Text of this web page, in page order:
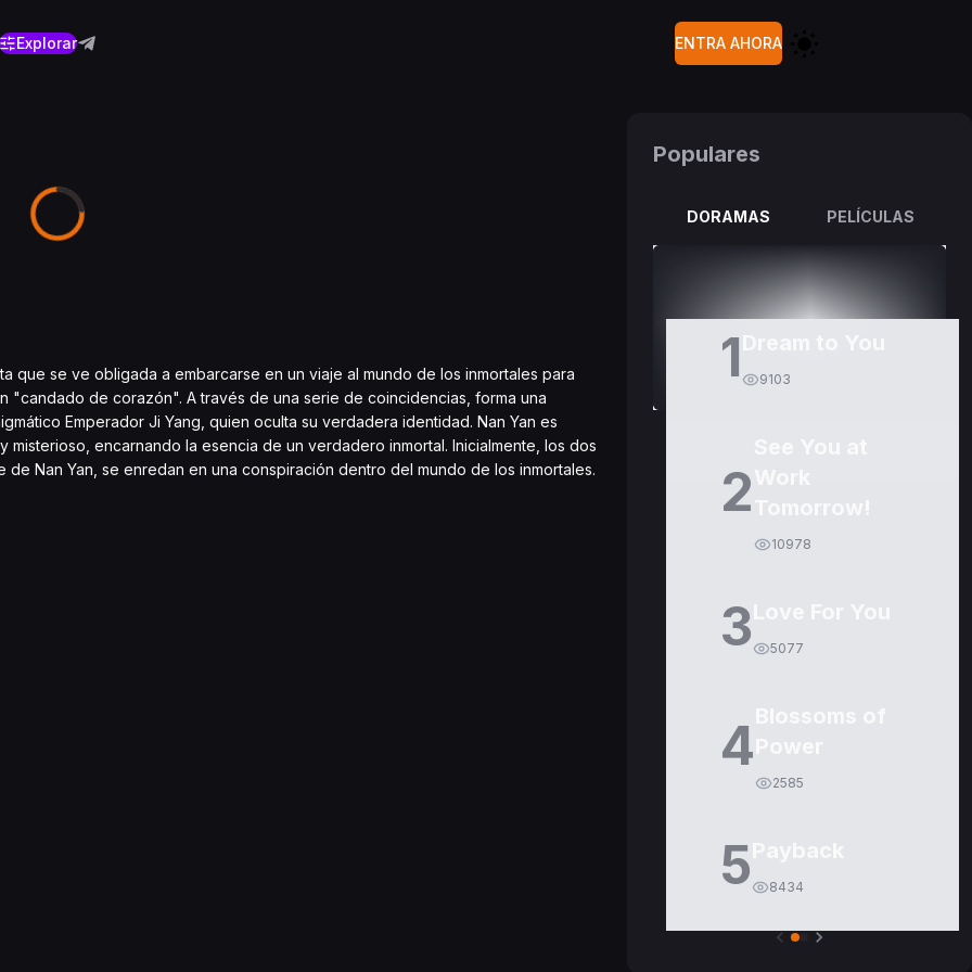
Explorar ENTRA AHORA
que se ve obligada a embarcarse en un viaje al mundo de los inmortales para
"candado de corazón". A través de una serie de coincidencias, forma una
Emperador Ji Yang, quien oculta su verdadera identidad. Nan Yan es
encarnando la esencia de un verdadero inmortal. Inicialmente, los dos
Nan Yan, se enredan en una conspiración dentro del mundo de los inmortales.
Populares
DORAMAS PELÍCULAS
1 9103
2
10978
3 5077
4
2585
5 8434